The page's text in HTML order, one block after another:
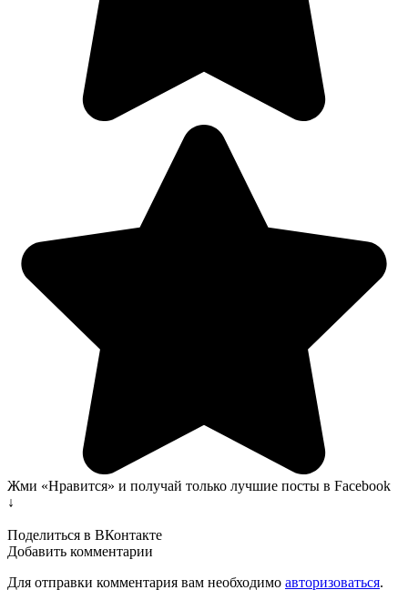
Жми «Нравится» и получай только лучшие посты в Facebook
↓
Поделиться в ВКонтакте
Добавить комментарии
Для отправки комментария вам необходимо авторизоваться.